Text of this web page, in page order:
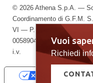
Vuoi
Richiedi
© 2026 Athena S.p.A. —
Coordinamento di G.F.M.
VI — P.IVA 00589040245
00589040245 — Rea vi:
i.v.
Le tue